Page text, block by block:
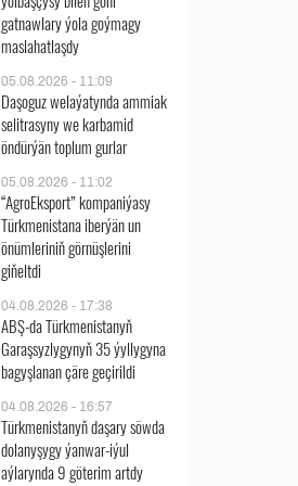
gatnawlary ýola goýmagy
maslahatlaşdy
05.08.2026 - 11:09
Daşoguz welaýatynda ammiak
selitrasyny we karbamid
öndürýän toplum gurlar
05.08.2026 - 11:02
“AgroEksport” kompaniýasy
Türkmenistana iberýän un
önümleriniň görnüşlerini
giňeltdi
04.08.2026 - 17:38
ABŞ-da Türkmenistanyň
Garaşsyzlygynyň 35 ýyllygyna
bagyşlanan çäre geçirildi
04.08.2026 - 16:57
Türkmenistanyň daşary söwda
dolanyşygy ýanwar-iýul
aýlarynda 9 göterim artdy